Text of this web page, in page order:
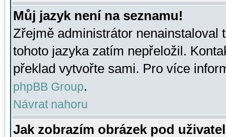
Můj jazyk není na seznamu!
Zřejmě administrátor nenainstaloval
tohoto jazyka zatím nepřeložil.
překlad vytvořte sami. Pro více
phpBB Group.
Návrat nahoru
Jak zobrazím obrázek pod